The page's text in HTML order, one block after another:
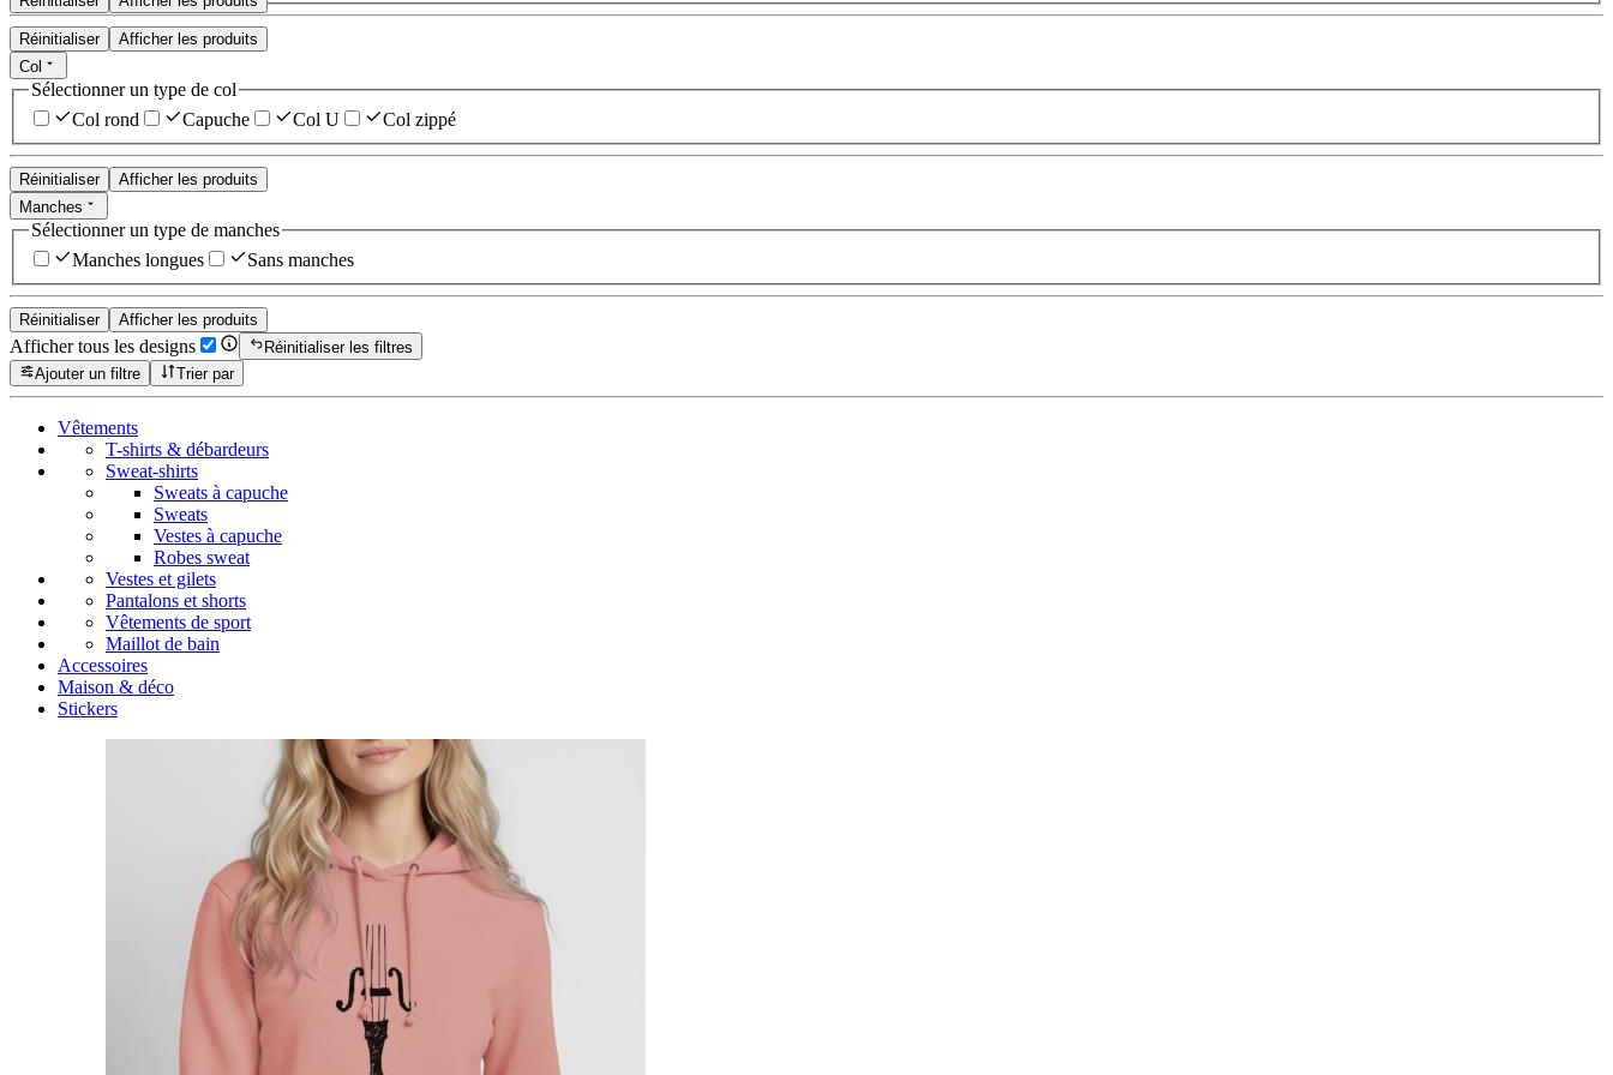
Réinitialiser
Afficher les produits
Col
Sélectionner un type de col
Col rond
Capuche Col U Col zippé
Réinitialiser
Afficher les produits
Manches
Sélectionner un type de manches
Manches longues
Sans manches
Réinitialiser Afficher les produits
Afficher tous les designs
Réinitialiser les filtres
Ajouter un filtre
Trier par
Vêtements
T-shirts & débardeurs
Sweat-shirts
Sweats à capuche
Sweats
Vestes à capuche
Robes sweat
Vestes et gilets
Pantalons et shorts
Vêtements de sport
Maillot de bain
Accessoires
Maison & déco
Stickers